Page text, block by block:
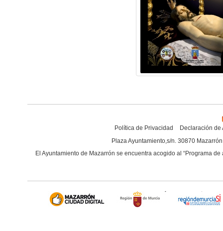
Política de Privacidad
Declaración de
Plaza Ayuntamiento,s/n. 30870
El Ayuntamiento de Mazarrón se encuentra acogido al “Programa